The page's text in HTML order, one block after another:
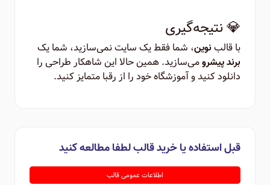
💎 نتیجه‌گیری
با قالبنوین، شما فقط یک سایت نمی‌سازید، شما یک
برند پیشرومی‌سازید. همین حالا این شاهکار طراحی را
دانلود کنید و آموزشگاه خود را از رقبا متمایز کنید.
قبل استفاده یا خرید قالب لطفا مطالعه کنید
اطلاعات عمومی قالب